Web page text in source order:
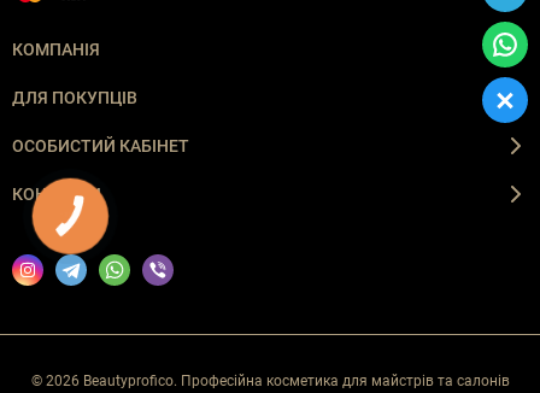
КОМПАНІЯ
ДЛЯ ПОКУПЦІВ
ОСОБИСТИЙ КАБІНЕТ
КОНТАКТИ
© 2026 Beautyprofico. Професійна косметика для майстрів та салонів
КНОПКА
ЗВ'ЯЗКУ